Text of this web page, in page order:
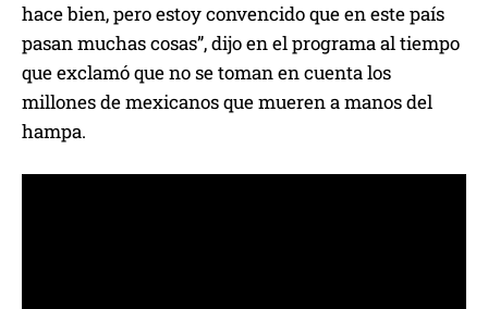
hace bien, pero estoy convencido que en este país
pasan muchas cosas”, dijo en el programa al tiempo
que exclamó que no se toman en cuenta los
millones de mexicanos que mueren a manos del
hampa.